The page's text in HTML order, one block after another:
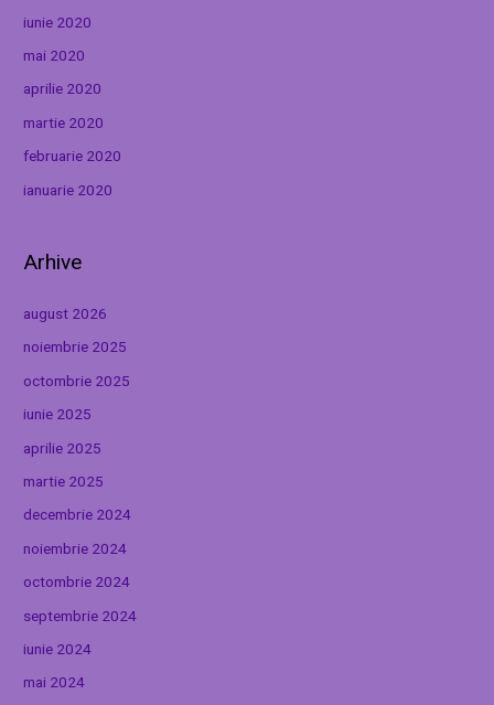
iunie 2020
mai 2020
aprilie 2020
martie 2020
februarie 2020
ianuarie 2020
Arhive
august 2026
noiembrie 2025
octombrie 2025
iunie 2025
aprilie 2025
martie 2025
decembrie 2024
noiembrie 2024
octombrie 2024
septembrie 2024
iunie 2024
mai 2024